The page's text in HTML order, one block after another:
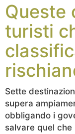
Queste
turisti
Sette
supera
obbligando i
salvare quel